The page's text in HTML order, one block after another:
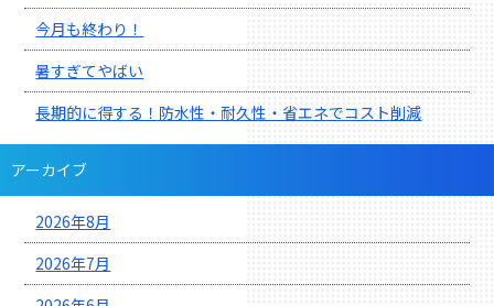
今月も終わり！
暑すぎてやばい
長期的に得する！防水性・耐久性・省エネでコスト削減
アーカイブ
2026年8月
2026年7月